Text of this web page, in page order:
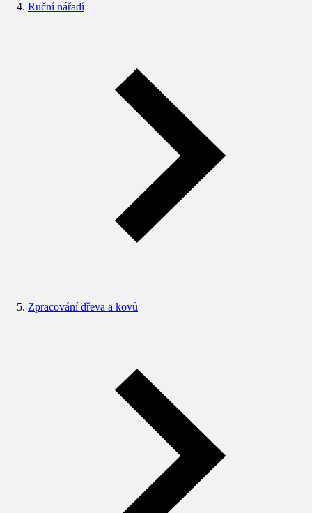
Ruční nářadí
Zpracování dřeva a kovů